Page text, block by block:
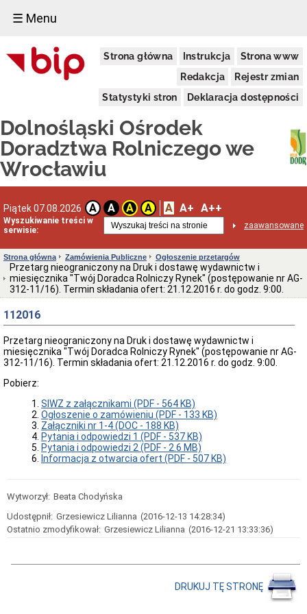
☰ Menu
Strona główna Instrukcja
Strona www
Redakcja
Rejestr zmian
Statystyki stron
Deklaracja dostępności
Dolnośląski Ośrodek
Doradztwa Rolniczego we
Wrocławiu
Piątek 07.08.2026 A A A A A A+ A++
Wyszukiwanie treści w
serwisie:
zaawansowane
Informacje
Ogólne
Dane
Komórki
Organizacyjne
Powiatowe
Zespoły
Doradztwa
Rolniczego
dostępności
Schemat
organizacyjny
Statut
i
Regulamin
Aktualne
oferty
pracy
Kontrole
w
Ośrodku
Wykaz
zbędnych
zużytych
składników
majątku
ruchomego
Zamówienia
postępowań
udzielenie
zamówień
Strona główna Zamówienia Publiczne Ogłoszenie przetargów
Przetarg nieograniczony na Druk i dostawę wydawnictw i
miesięcznika "Twój Doradca Rolniczy Rynek" (postępowanie nr AG-
312-11/16). Termin składania ofert: 21.12.2016 r. do godz. 9:00.
112016
Przetarg nieograniczony na Druk i dostawę wydawnictw i
miesięcznika "Twój Doradca Rolniczy Rynek" (postępowanie nr AG-
312-11/16). Termin składania ofert: 21.12.2016 r. do godz. 9:00.
Pobierz:
SIWZ z załącznikami (PDF - 564 KB)
Ogłoszenie o zamówieniu (PDF - 133 KB)
Załączniki nr 1-4 (DOC - 188 KB)
Pytania i odpowiedzi 1 (PDF - 537 KB)
Pytania i odpowiedzi 2 (PDF - 2.6 MB)
Informacja z otwarcia ofert (PDF - 507 KB)
Wytworzył: Beata Chodyńska
Udostępnił: Grzesiewicz Lilianna (2016-12-13 14:28:34)
Ostatnio zmodyfikował: Grzesiewicz Lilianna (2016-12-21 13:33:36)
DRUKUJ TĘ STRONĘ